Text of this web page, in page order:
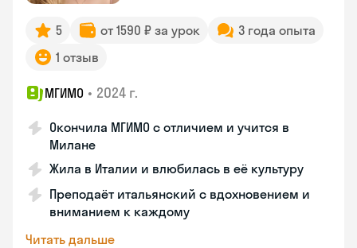
5 от 1590 ₽ за урок
3 года опыта
1 отзыв
МГИМО • 2024 г.
Окончила МГИМО с отличием и учится в
Милане
Жила в Италии и влюбилась в её культуру
Преподаёт итальянский с вдохновением и
вниманием к каждому
Читать дальше